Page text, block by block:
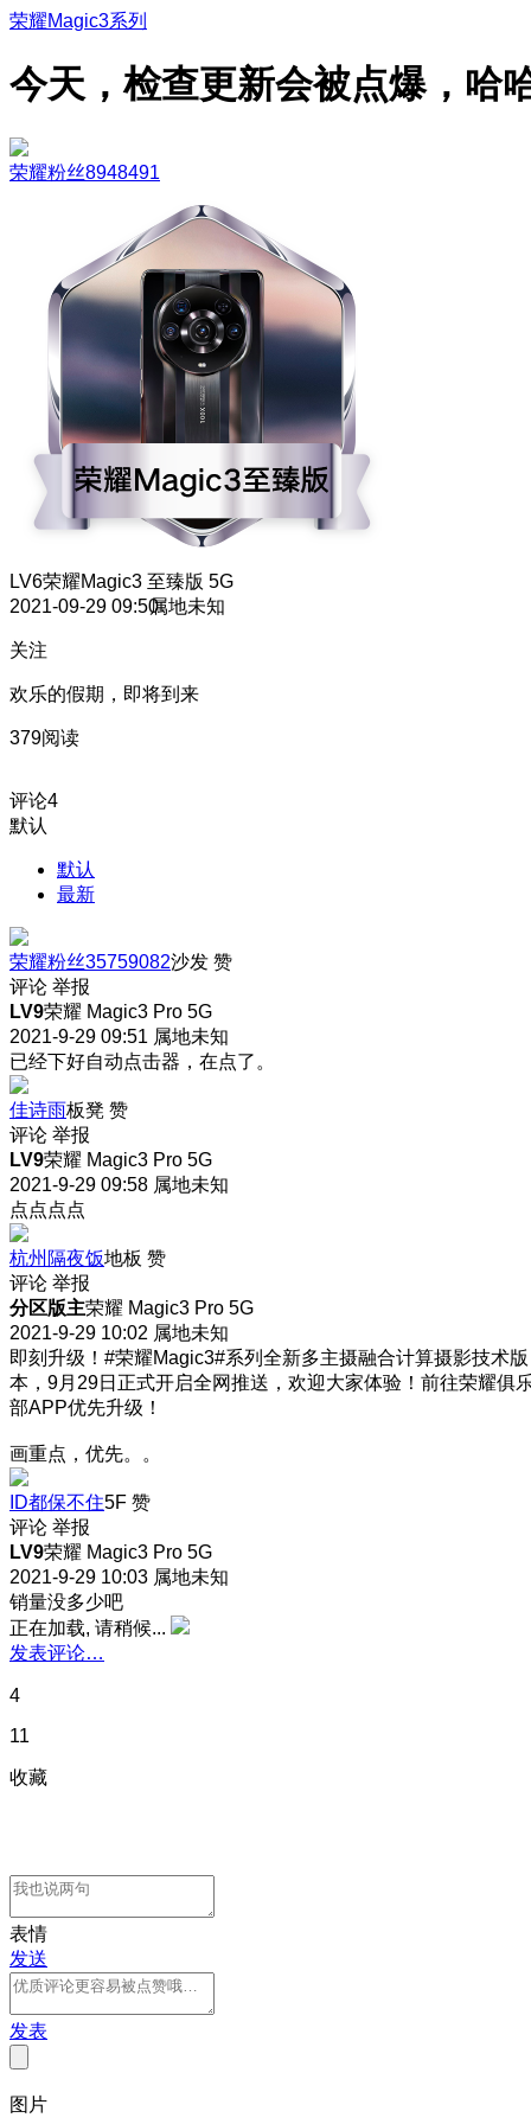
荣耀Magic3系列
今天，检查更新会被点爆，哈
荣耀粉丝8948491
LV6荣耀Magic3 至臻版 5G
2021-09-29 09:50属地未知
关注
欢乐的假期，即将到来
379阅读
评论4
默认
默认
最新
荣耀粉丝35759082沙发 赞
评论 举报
LV9荣耀 Magic3 Pro 5G
2021-9-29 09:51 属地未知
已经下好自动点击器，在点了。
佳诗雨板凳 赞
评论 举报
LV9荣耀 Magic3 Pro 5G
2021-9-29 09:58 属地未知
点点点点
杭州隔夜饭地板 赞
评论 举报
分区版主荣耀 Magic3 Pro 5G
2021-9-29 10:02 属地未知
即刻升级！#荣耀Magic3#系列全新多主摄融合计算摄影技术版
本，9月29日正式开启全网推送，欢迎大家体验！前往荣耀俱
部APP优先升级！
画重点，优先。。
ID都保不住5F 赞
评论 举报
LV9荣耀 Magic3 Pro 5G
2021-9-29 10:03 属地未知
销量没多少吧
正在加载, 请稍候...
发表评论…
4
11
收藏
表情
发送
发表
图片